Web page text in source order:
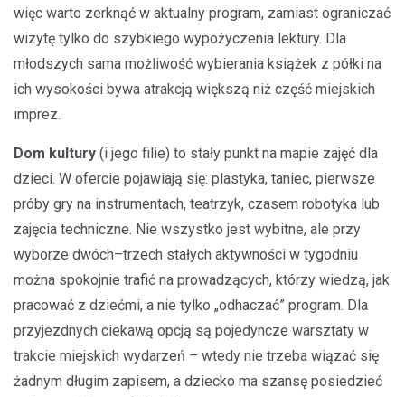
więc warto zerknąć w aktualny program, zamiast ograniczać
wizytę tylko do szybkiego wypożyczenia lektury. Dla
młodszych sama możliwość wybierania książek z półki na
ich wysokości bywa atrakcją większą niż część miejskich
imprez.
Dom kultury (i jego filie) to stały punkt na mapie zajęć dla
dzieci. W ofercie pojawiają się: plastyka, taniec, pierwsze
próby gry na instrumentach, teatrzyk, czasem robotyka lub
zajęcia techniczne. Nie wszystko jest wybitne, ale przy
wyborze dwóch–trzech stałych aktywności w tygodniu
można spokojnie trafić na prowadzących, którzy wiedzą, jak
pracować z dziećmi, a nie tylko „odhaczać” program. Dla
przyjezdnych ciekawą opcją są pojedyncze warsztaty w
trakcie miejskich wydarzeń – wtedy nie trzeba wiązać się
żadnym długim zapisem, a dziecko ma szansę posiedzieć